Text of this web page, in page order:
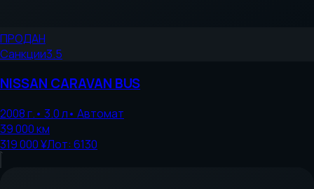
ПРОДАН
Санкции3.5
NISSAN CARAVAN BUS
2008г.• 3.0л• Автомат
39 000км
319 000 ¥Лот: 6130